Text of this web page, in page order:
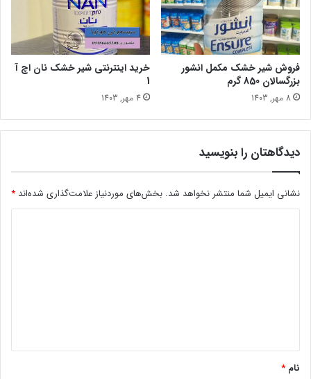
فروش شیر خشک مکمل انشور
بزرگسالان 850 گرم
8 مهر, 1403
خرید اینترنتی شیر خشک نان اچ آ
1
4 مهر, 1403
دیدگاهتان را بنویسید
نشانی ایمیل شما منتشر نخواهد شد. بخش‌های موردنیاز علامت‌گذاری شده‌اند *
نام *